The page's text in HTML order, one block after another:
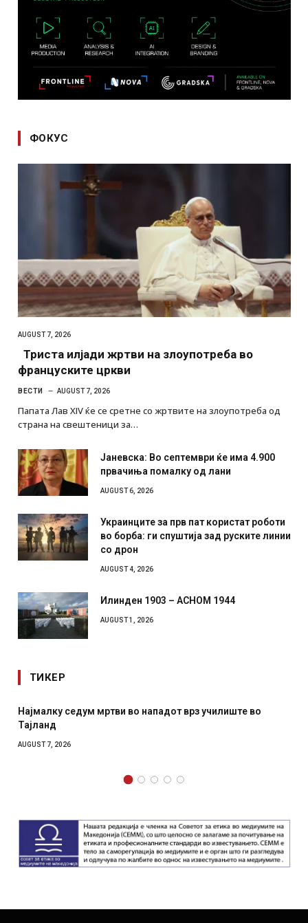
ФОКУС
AUGUST 7, 2026
Триста илјади жртви на злоупотреба во
француските цркви
ВЕСТИ AUGUST 7, 2026
Папата Лав XIV ќе се сретне со жртвите на злоупотреба од
страна на свештеници за…
Јаневска: Во септември ќе има 4.900
првачиња помалку од лани
AUGUST 6, 2026
Украинците за прв пат користат роботи
во борба: ги спуштија зад руските линии
со дрон
AUGUST 4, 2026
Илинден 1903 – АСНОМ 1944
AUGUST 1, 2026
ТИКЕР
мртви во нападот врз училиште во
СОЗИС: